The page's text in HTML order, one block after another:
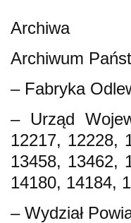
Archiwa
Archiwum
– Fabryka
– Urząd
12217, 12228,
13458, 13462,
14180, 14184,
– Wydział